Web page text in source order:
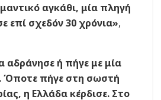
αγκάθι, μία πληγή
επί σχεδόν 30 χρόνια»,
ή πήγε με μία
Όποτε πήγε στη σωστή
η Ελλάδα κέρδισε. Στο